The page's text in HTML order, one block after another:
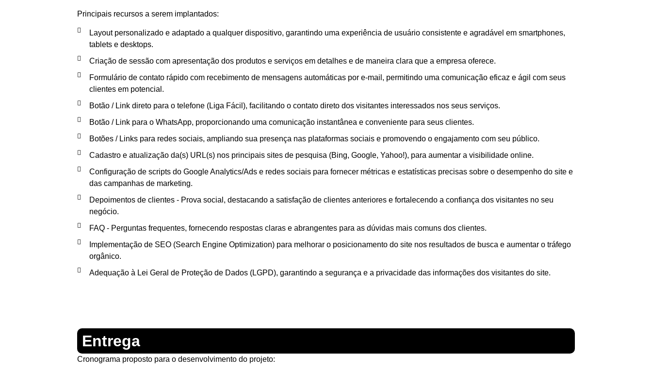
Principais recursos a serem implantados:
Layout personalizado e adaptado a qualquer dispositivo, garantindo uma experiência de usuário consistente e agradável em smartphones,
tablets e desktops.
Criação de sessão com apresentação dos produtos e serviços em detalhes e de maneira clara que a empresa oferece.
Formulário de contato rápido com recebimento de mensagens automáticas por e-mail, permitindo uma comunicação eficaz e ágil com seus
clientes em potencial.
Botão / Link direto para o telefone (Liga Fácil), facilitando o contato direto dos visitantes interessados nos seus serviços.
Botão / Link para o WhatsApp, proporcionando uma comunicação instantânea e conveniente para seus clientes.
Botões / Links para redes sociais, ampliando sua presença nas plataformas sociais e promovendo o engajamento com seu público.
Cadastro e atualização da(s) URL(s) nos principais sites de pesquisa (Bing, Google, Yahoo!), para aumentar a visibilidade online.
Configuração de scripts do Google Analytics/Ads e redes sociais para fornecer métricas e estatísticas precisas sobre o desempenho do site e
das campanhas de marketing.
Depoimentos de clientes - Prova social, destacando a satisfação de clientes anteriores e fortalecendo a confiança dos visitantes no seu
negócio.
FAQ - Perguntas frequentes, fornecendo respostas claras e abrangentes para as dúvidas mais comuns dos clientes.
Implementação de SEO (Search Engine Optimization) para melhorar o posicionamento do site nos resultados de busca e aumentar o tráfego
orgânico.
Adequação à Lei Geral de Proteção de Dados (LGPD), garantindo a segurança e a privacidade das informações dos visitantes do site.
Entrega
Cronograma proposto para o desenvolvimento do projeto: